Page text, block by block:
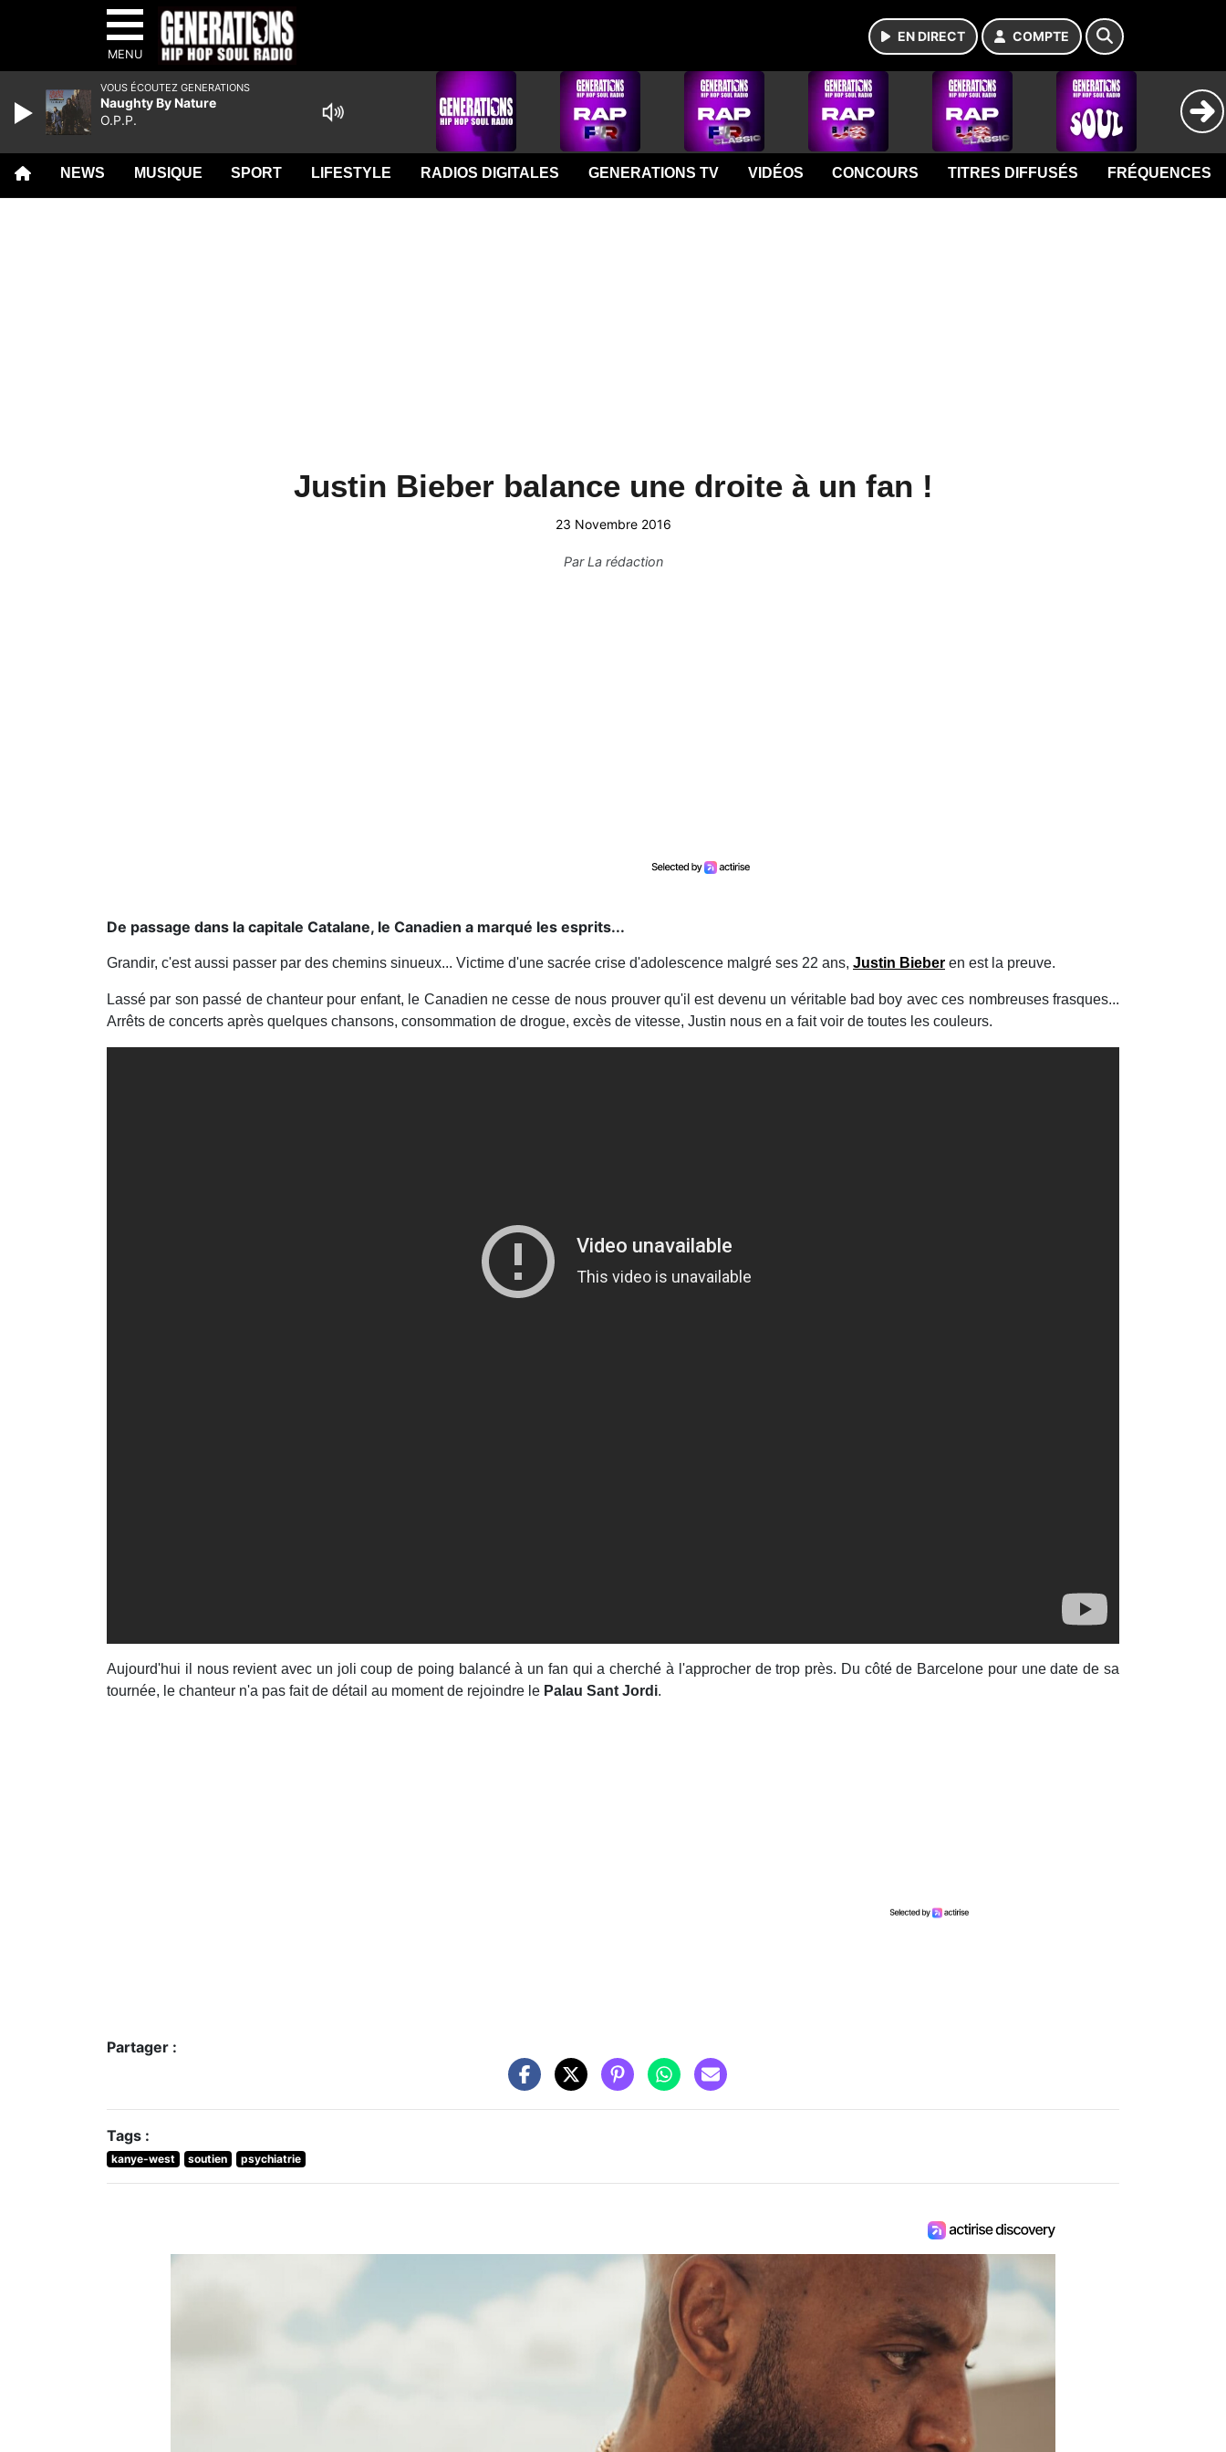
MENU
EN DIRECT COMPTE
NEWS MUSIQUE SPORT LIFESTYLE RADIOS DIGITALES GENERATIONS TV VIDÉOS CONCOURS TITRES DIFFUSÉS FRÉQUENCES
Justin Bieber balance une droite à un fan !
23 Novembre 2016
ParLa rédaction
De passage dans la capitale Catalane, le Canadien a marqué les esprits...
Grandir, c'est aussi passer par des chemins sinueux... Victime d'une sacrée crise d'adolescence malgré ses 22 ans, Justin Bieber en est la preuve.
Lassé par son passé de chanteur pour enfant, le Canadien ne cesse de nous prouver qu'il est devenu un véritable bad boy avec ces nombreuses frasques...
Arrêts de concerts après quelques chansons, consommation de drogue, excès de vitesse, Justin nous en a fait voir de toutes les couleurs.
Aujourd'hui il nous revient avec un joli coup de poing balancé à un fan qui a cherché à l'approcher de trop près. Du côté de Barcelone pour une date de sa
tournée, le chanteur n'a pas fait de détail au moment de rejoindre le Palau Sant Jordi.
Partager :
Tags :
kanye-west soutien psychiatrie
VOUS ÉCOUTEZ GENERATIONS
Naughty By Nature
O.P.P.